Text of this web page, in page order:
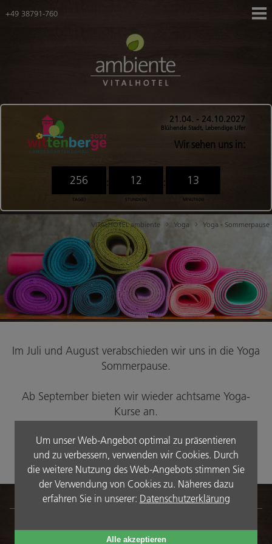
+49 38791-760
Navigation
überspringen
Karriere
Ihr Weg zu uns
Downloadbereich
Ringhotels
Angebote
Gesamtübersicht
Wohlfühlprogramm im August
Wohlfühlprogramm im September
Getränkekarte
Kulinarischer Kalender
Pub Fairway19
basenfasten
basenfasten & Yoga
21.04. - 24.10.2027
Blühende Stadt, Lebendige Ufer
Wir sehen uns in:
256
TAG(E)
: 12
STUNDE(N)
: 13
MINUTE(N)
VITALHOTEL ambiente Yoga Yoga - Sommerpause
Im Juli und August verabschieden wir uns in die Yoga
Sommerpause.
Ab September bieten wir wieder achtsame Yoga-
Kurse an.
KONTAKT
Dr.-Wilhelm-Külz-Str. 5a | 19336 Bad Wilsnack
Um unser Web-Angebot optimal zu präsentieren
und zu verbessern, verwenden wir Cookies. Durch
die weitere Nutzung des Web-Angebots stimmen Sie
der Verwendung von Cookies zu. Näheres dazu
erfahren Sie in unserer: Datenschutzerklärung
Alle akzeptieren